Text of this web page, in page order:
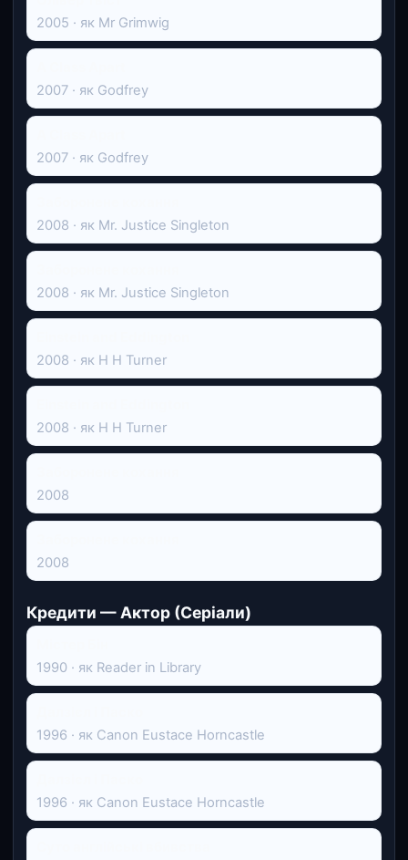
2005 · як Mr Grimwig
2007 · як Godfrey
2007 · як Godfrey
2008 · як Mr. Justice Singleton
2008 · як Mr. Justice Singleton
2008 · як H H Turner
2008 · як H H Turner
2008
2008
Кредити — Актор (Серіали)
1990 · як Reader in Library
1996 · як Canon Eustace Horncastle
1996 · як Canon Eustace Horncastle